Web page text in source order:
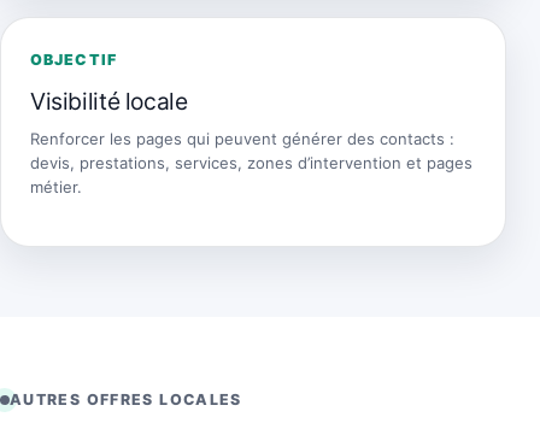
OBJECTIF
Visibilité locale
Renforcer les pages qui peuvent générer des contacts :
devis, prestations, services, zones d’intervention et pages
métier.
AUTRES OFFRES LOCALES